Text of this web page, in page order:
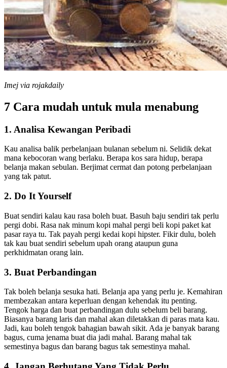
Imej via rojakdaily
7 Cara mudah untuk mula menabung
1. Analisa Kewangan Peribadi
Kau analisa balik perbelanjaan bulanan sebelum ni. Selidik dekat
mana kebocoran wang berlaku. Berapa kos sara hidup, berapa
belanja makan sebulan. Berjimat cermat dan potong perbelanjaan
yang tak patut.
2. Do It Yourself
Buat sendiri kalau kau rasa boleh buat. Basuh baju sendiri tak perlu
pergi dobi. Rasa nak minum kopi mahal pergi beli kopi paket kat
pasar raya tu. Tak payah pergi kedai kopi hipster. Fikir dulu, boleh
tak kau buat sendiri sebelum upah orang ataupun guna
perkhidmatan orang lain.
3. Buat Perbandingan
Tak boleh belanja sesuka hati. Belanja apa yang perlu je. Kemahiran
membezakan antara keperluan dengan kehendak itu penting.
Tengok harga dan buat perbandingan dulu sebelum beli barang.
Biasanya barang laris dan mahal akan diletakkan di paras mata kau.
Jadi, kau boleh tengok bahagian bawah sikit. Ada je banyak barang
bagus, cuma jenama buat dia jadi mahal. Barang mahal tak
semestinya bagus dan barang bagus tak semestinya mahal.